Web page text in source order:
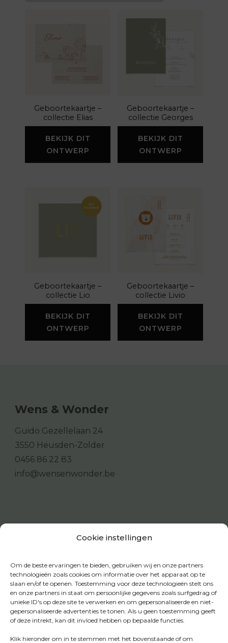
Cookie instellingen
Om de beste ervaringen te bieden, gebruiken wij en onze partners
technologieën zoals cookies om informatie over het apparaat op te
slaan en/of te openen. Toestemming voor deze technologieën stelt ons
en onze partners in staat om persoonlijke gegevens zoals surfgedrag of
unieke ID's op deze site te verwerken en om gepersonaliseerde en niet-
gepersonaliseerde advertenties te tonen. Als u geen toestemming geeft
of deze intrekt, kan dit invloed hebben op bepaalde functies.
Klik hieronder om in te stemmen met het bovenstaande of om
Geboortekaartje –
collectie Elias
BEKIJK DIT
ONTWERP
Geboortekaartje –
collectie Georges
BEKIJK DIT
ONTWERP
Geboortekaartje –
collectie Lio
BEKIJK DIT
ONTWERP
Geboortekaartje –
collectie Livio
BEKIJK DIT
ONTWERP
Wens & Wonder
Guido Gezellelaan 24
3550 Heusden-Zolder
0456 86 22 83
info@wensenwonder.be